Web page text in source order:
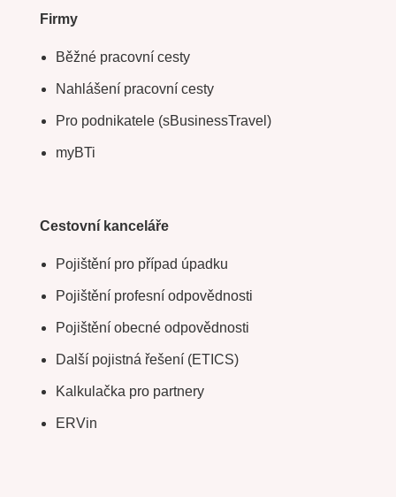
Firmy
Běžné pracovní cesty
Nahlášení pracovní cesty
Pro podnikatele (sBusinessTravel)
myBTi
Cestovní kanceláře
Pojištění pro případ úpadku
Pojištění profesní odpovědnosti
Pojištění obecné odpovědnosti
Další pojistná řešení (ETICS)
Kalkulačka pro partnery
ERVin